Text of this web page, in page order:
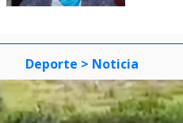
Deporte > Noticia